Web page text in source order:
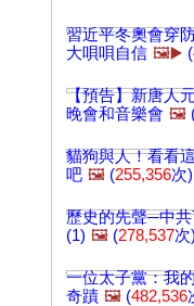
習近平冬奧會穿
大唄唄自信 🖼️▶️ (
【預告】新唐人
晚會和音樂會 🖼️
貓狗與人！看看
吧 🖼️ (255,356次)
歷史的先聲─中
(1) 🖼️ (278,537次)
一位太子黨：我
奇蹟 🖼️ (482,536